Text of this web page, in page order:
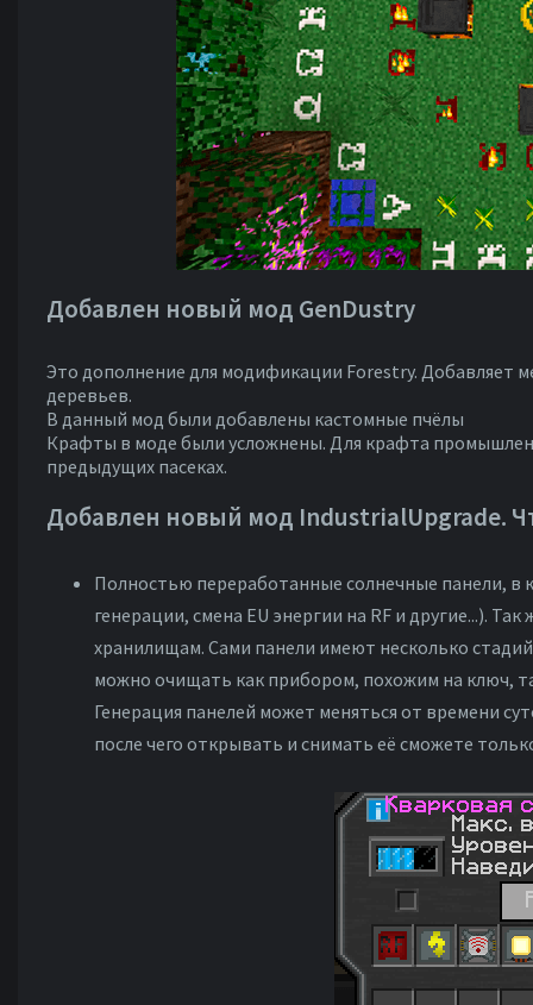
Добавлен новый мод GenDustry
Это дополнение для модификации Forestry. Добавляет
деревьев.
В данный мод были добавлены кастомные пчёлы
Крафты в моде были усложнены. Для крафта
предыдущих пасеках.
Добавлен новый мод IndustrialUpgrade.
Полностью переработанные солнечные панели,
генерации, смена EU энергии на RF и другие...).
хранилищам. Сами панели имеют несколько
можно очищать как прибором, похожим на ключ,
Генерация панелей может меняться от времени
после чего открывать и снимать её сможете